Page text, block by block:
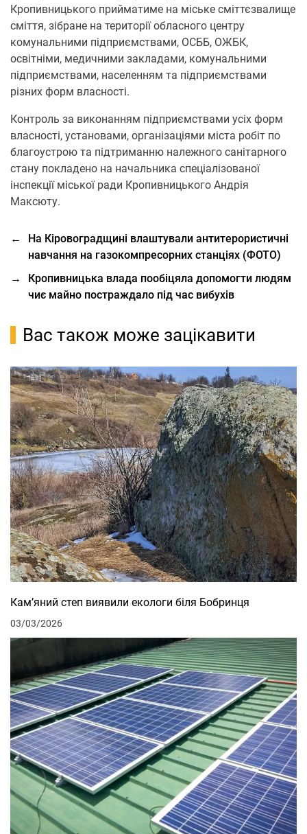
Кропивницького прийматиме на міське сміттєзвалище
сміття, зібране на території обласного центру
комунальними підприємствами, ОСББ, ОЖБК,
освітніми, медичними закладами, комунальними
підприємствами, населенням та підприємствами
різних форм власності.
Контроль за виконанням підприємствами усіх форм
власності, установами, організаціями міста робіт по
благоустрою та підтриманню належного санітарного
стану покладено на начальника спеціалізованої
інспекції міської ради Кропивницького Андрія
Максюту.
←
На Кіровоградщині влаштували антитерористичні
навчання на газокомпресорних станціях (ФОТО)
→
Кропивницька влада пообіцяла допомогти людям
чиє майно постраждало під час вибухів
Вас також може зацікавити
Кам’яний степ виявили екологи біля Бобринця
03/03/2026